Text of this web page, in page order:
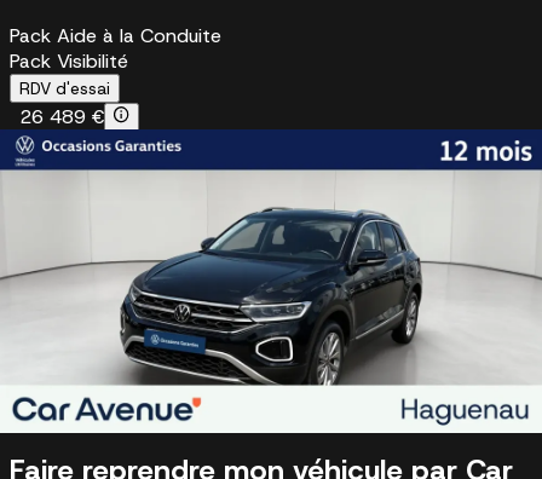
Pack Aide à la Conduite
Pack Visibilité
RDV d'essai
26 489 €
VOLKSWAGEN Haguenau
Être rappelé
Sur mesure, du financement à l’entretien
Etendez la garantie jusqu'à 5 ans avec l'option
dans le financement
Véhicule reconditionné et garantie
Véhicule certifié Car Avenue 2ème vie
Faire reprendre mon véhicule par Car